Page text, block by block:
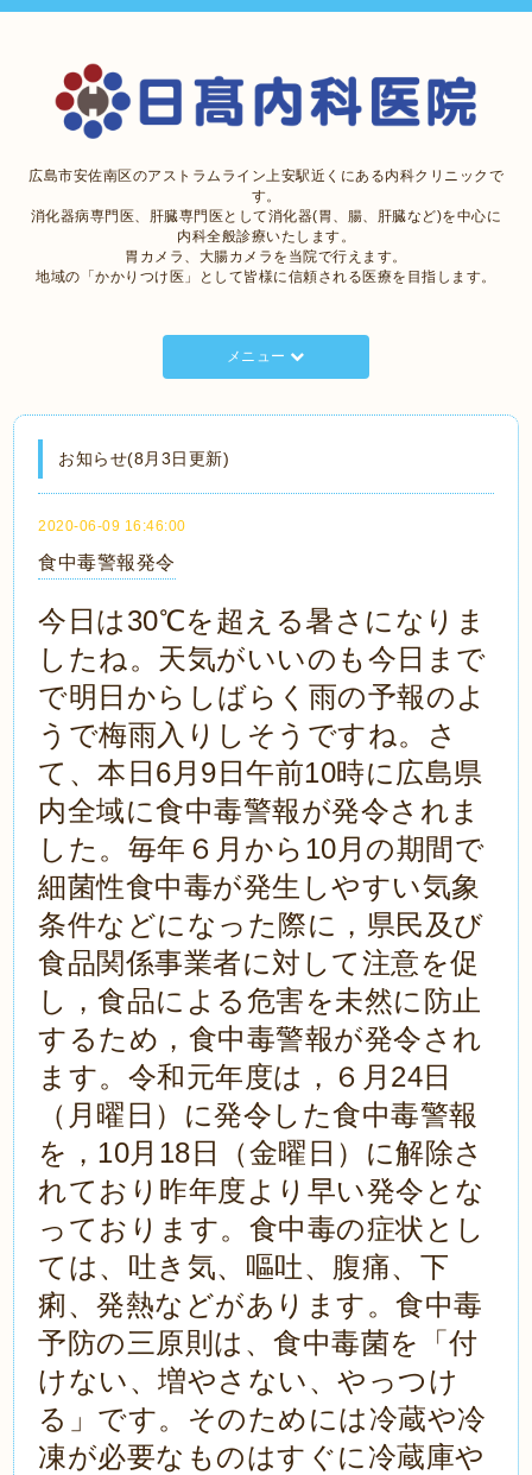
広島市安佐南区のアストラムライン上安駅近くにある内科クリニックで
す。
消化器病専門医、肝臓専門医として消化器(胃、腸、肝臓など)を中心に
内科全般診療いたします。
胃カメラ、大腸カメラを当院で行えます。
地域の「かかりつけ医」として皆様に信頼される医療を目指します。
メニュー
お知らせ(8月3日更新)
2020-06-09 16:46:00
食中毒警報発令
今日は30℃を超える暑さになりま
したね。天気がいいのも今日まで
で明日からしばらく雨の予報のよ
うで梅雨入りしそうですね。さ
て、本日6月9日午前10時に広島県
内全域に食中毒警報が発令されま
した。毎年６月から10月の期間で
細菌性食中毒が発生しやすい気象
条件などになった際に，県民及び
食品関係事業者に対して注意を促
し，食品による危害を未然に防止
するため，食中毒警報が発令され
ます。令和元年度は，６月24日
（月曜日）に発令した食中毒警報
を，10月18日（金曜日）に解除さ
れており昨年度より早い発令とな
っております。食中毒の症状とし
ては、吐き気、嘔吐、腹痛、下
痢、発熱などがあります。食中毒
予防の三原則は、食中毒菌を「付
けない、増やさない、やっつけ
る」です。そのためには冷蔵や冷
凍が必要なものはすぐに冷蔵庫や